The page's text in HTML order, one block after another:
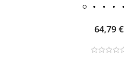
64,79 €